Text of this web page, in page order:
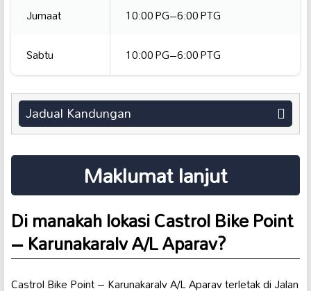
Jumaat
10:00 PG–6:00 PTG
Sabtu
10:00 PG–6:00 PTG
Jadual Kandungan
Maklumat lanjut
Di manakah lokasi Castrol Bike Point
– Karunakaralv A/L Aparav?
Castrol Bike Point – Karunakaralv A/L Aparav terletak di Jalan